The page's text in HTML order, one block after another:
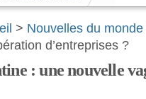
> Nouvelles du monde
d’entreprises ?
: une nouvelle